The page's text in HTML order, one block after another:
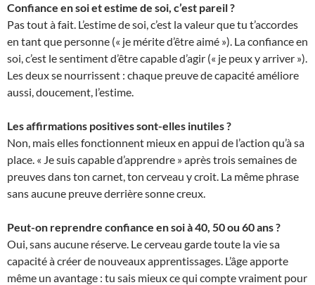
Confiance en soi et estime de soi, c’est pareil ?
Pas tout à fait. L’estime de soi, c’est la valeur que tu t’accordes
en tant que personne (« je mérite d’être aimé »). La confiance en
soi, c’est le sentiment d’être capable d’agir (« je peux y arriver »).
Les deux se nourrissent : chaque preuve de capacité améliore
aussi, doucement, l’estime.
Les affirmations positives sont-elles inutiles ?
Non, mais elles fonctionnent mieux en appui de l’action qu’à sa
place. « Je suis capable d’apprendre » après trois semaines de
preuves dans ton carnet, ton cerveau y croit. La même phrase
sans aucune preuve derrière sonne creux.
Peut-on reprendre confiance en soi à 40, 50 ou 60 ans ?
Oui, sans aucune réserve. Le cerveau garde toute la vie sa
capacité à créer de nouveaux apprentissages. L’âge apporte
même un avantage : tu sais mieux ce qui compte vraiment pour